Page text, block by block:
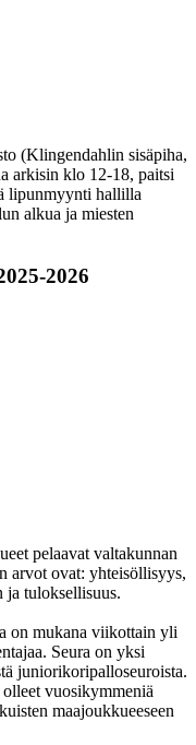
(Klingendahlin sisäpiha,
arkisin klo 12-18, paitsi
lipunmyynti hallilla
alkua ja miesten
2026
pelaavat valtakunnan
arvot ovat: yhteisöl­lisyys,
ja tulok­sellisuus.
on mukana viikottain yli
Seura on yksi
juni­ori­kori­pallo­seuroista.
vuosi­kymmeniä
maa­joukkueeseen